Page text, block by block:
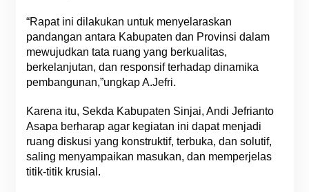
“Rapat ini dilakukan untuk menyelaraskan
pandangan antara Kabupaten dan Provinsi dalam
mewujudkan tata ruang yang berkualitas,
berkelanjutan, dan responsif terhadap dinamika
pembangunan,”ungkap A.Jefri.
Karena itu, Sekda Kabupaten Sinjai, Andi Jefrianto
Asapa berharap agar kegiatan ini dapat menjadi
ruang diskusi yang konstruktif, terbuka, dan solutif,
saling menyampaikan masukan, dan memperjelas
titik-titik krusial.